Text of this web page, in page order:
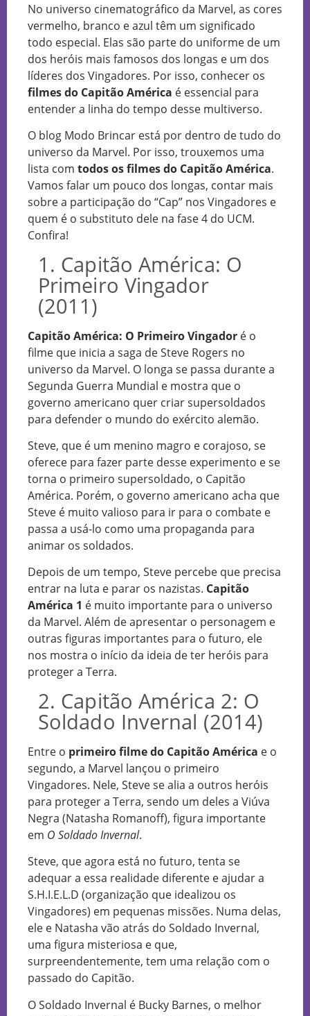
No universo cinematográfico da Marvel, as cores
vermelho, branco e azul têm um significado
todo especial. Elas são parte do uniforme de um
dos heróis mais famosos dos longas e um dos
líderes dos Vingadores. Por isso, conhecer os
filmes do Capitão América é essencial para
entender a linha do tempo desse multiverso.
O blog Modo Brincar está por dentro de tudo do
universo da Marvel. Por isso, trouxemos uma
lista com todos os filmes do Capitão América.
Vamos falar um pouco dos longas, contar mais
sobre a participação do “Cap” nos Vingadores e
quem é o substituto dele na fase 4 do UCM.
Confira!
1. Capitão América: O
Primeiro Vingador
(2011)
Capitão América: O Primeiro Vingador é o
filme que inicia a saga de Steve Rogers no
universo da Marvel. O longa se passa durante a
Segunda Guerra Mundial e mostra que o
governo americano quer criar supersoldados
para defender o mundo do exército alemão.
Steve, que é um menino magro e corajoso, se
oferece para fazer parte desse experimento e se
torna o primeiro supersoldado, o Capitão
América. Porém, o governo americano acha que
Steve é muito valioso para ir para o combate e
passa a usá-lo como uma propaganda para
animar os soldados.
Depois de um tempo, Steve percebe que precisa
entrar na luta e parar os nazistas. Capitão
América 1 é muito importante para o universo
da Marvel. Além de apresentar o personagem e
outras figuras importantes para o futuro, ele
nos mostra o início da ideia de ter heróis para
proteger a Terra.
2. Capitão América 2: O
Soldado Invernal (2014)
Entre o primeiro filme do Capitão América e o
segundo, a Marvel lançou o primeiro
Vingadores. Nele, Steve se alia a outros heróis
para proteger a Terra, sendo um deles a Viúva
Negra (Natasha Romanoff), figura importante
em O Soldado Invernal.
Steve, que agora está no futuro, tenta se
adequar a essa realidade diferente e ajudar a
S.H.I.E.L.D (organização que idealizou os
Vingadores) em pequenas missões. Numa delas,
ele e Natasha vão atrás do Soldado Invernal,
uma figura misteriosa e que,
surpreendentemente, tem uma relação com o
passado do Capitão.
O Soldado Invernal é Bucky Barnes, o melhor